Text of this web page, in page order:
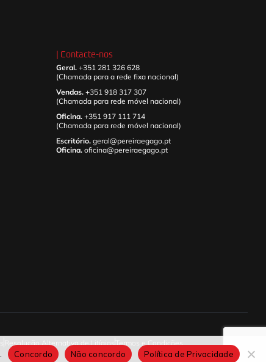
| Contacte-nos
Geral. +351 281 326 628
(Chamada para a rede fixa nacional)
Vendas. +351 918 317 307
(Chamada para rede móvel nacional)
Oficina. +351 917 111 714
(Chamada para rede móvel nacional)
Escritório. geral@pereiraegago.pt
Oficina. oficina@pereiraegago.pt
Resolução Alternativa de Litígios Termos e Condições
Concordo Não concordo Política de Privacidade